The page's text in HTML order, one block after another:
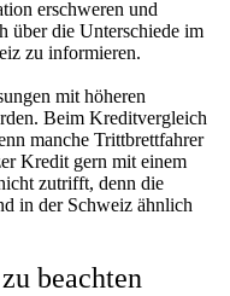
erschweren und
über die Unterschiede im
zu informieren.
mit höheren
Beim Kreditvergleich
manche Trittbrettfahrer
Kredit gern mit einem
zutrifft, denn die
in der Schweiz ähnlich
beachten